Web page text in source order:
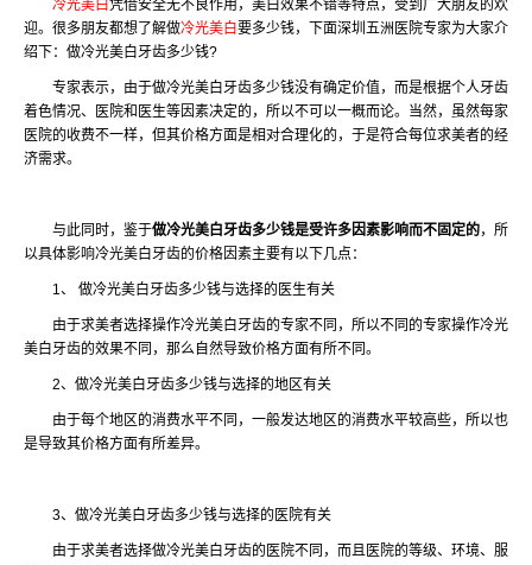
冷光美白凭借安全无不良作用，美白效果不错等特点，受到广大朋友的欢
迎。很多朋友都想了解做冷光美白要多少钱，下面深圳五洲医院专家为大家介
绍下：做冷光美白牙齿多少钱?
专家表示，由于做冷光美白牙齿多少钱没有确定价值，而是根据个人牙齿
着色情况、医院和医生等因素决定的，所以不可以一概而论。当然，虽然每家
医院的收费不一样，但其价格方面是相对合理化的，于是符合每位求美者的经
济需求。
与此同时，鉴于做冷光美白牙齿多少钱是受许多因素影响而不固定的，所
以具体影响冷光美白牙齿的价格因素主要有以下几点：
1、 做冷光美白牙齿多少钱与选择的医生有关
由于求美者选择操作冷光美白牙齿的专家不同，所以不同的专家操作冷光
美白牙齿的效果不同，那么自然导致价格方面有所不同。
2、做冷光美白牙齿多少钱与选择的地区有关
由于每个地区的消费水平不同，一般发达地区的消费水平较高些，所以也
是导致其价格方面有所差异。
3、做冷光美白牙齿多少钱与选择的医院有关
由于求美者选择做冷光美白牙齿的医院不同，而且医院的等级、环境、服